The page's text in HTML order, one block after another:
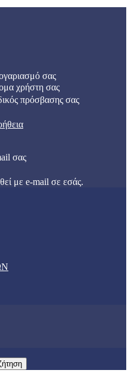
σας
χρήστη σας
πρόσβασης σας
σας
με e-mail σε εσάς.